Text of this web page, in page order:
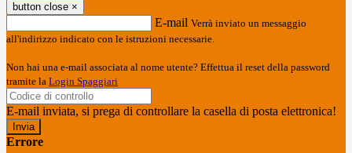
button close ×
E-mail Verrà inviato un messaggio
all'indirizzo indicato con le istruzioni necessarie.
Non hai una e-mail associata al nome utente? Effettua il reset della password
tramite la Login Spaggiari
E-mail inviata, si prega di controllare la casella di posta elettronica!
Errore